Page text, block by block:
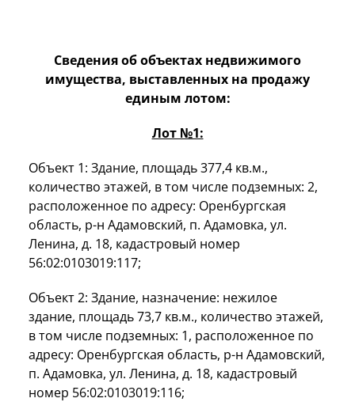
Сведения об объектах недвижимого
имущества, выставленных на продажу
единым лотом:
Лот №1:
Объект 1: Здание, площадь 377,4 кв.м.,
количество этажей, в том числе подземных: 2,
расположенное по адресу: Оренбургская
область, р-н Адамовский, п. Адамовка, ул.
Ленина, д. 18, кадастровый номер
56:02:0103019:117;
Объект 2: Здание, назначение: нежилое
здание, площадь 73,7 кв.м., количество этажей,
в том числе подземных: 1, расположенное по
адресу: Оренбургская область, р-н Адамовский,
п. Адамовка, ул. Ленина, д. 18, кадастровый
номер 56:02:0103019:116;